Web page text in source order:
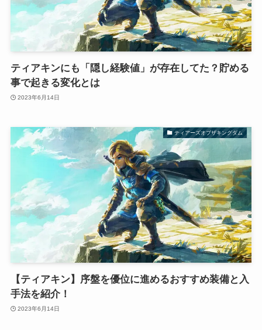
ティアキンにも「隠し経験値」が存在してた？貯める
事で起きる変化とは
2023年6月14日
ティアーズオブザキングダム
【ティアキン】序盤を優位に進めるおすすめ装備と入
手法を紹介！
2023年6月14日